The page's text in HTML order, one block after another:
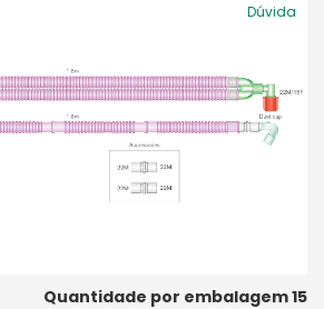
Dúvida
Quantidade por embalagem 15